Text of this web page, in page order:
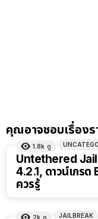
คุณอาจชอบเรื่องร
1.8k ดู
Untethered
4.2.1, ดาวน์เกร
ควรรู้
2k ดู JAILBREAK